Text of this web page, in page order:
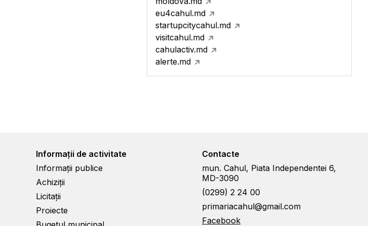
eu4cahul.md
startupcitycahul.md
visitcahul.md
cahulactiv.md
alerte.md
Informații de activitate
Informații publice
Achiziții
Licitații
Proiecte
Contacte
mun. Cahul, Piata Independentei 6,
MD-3090
(0299) 2 24 00
primariacahul@gmail.com
Facebook